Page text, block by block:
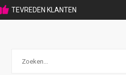
TEVREDEN KLANTEN